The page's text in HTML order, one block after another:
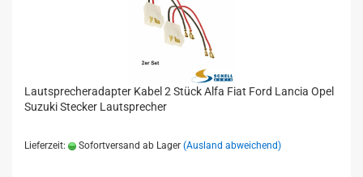
Lautsprecheradapter Kabel 2 Stück Alfa Fiat Ford Lancia Opel
Suzuki Stecker Lautsprecher
Lieferzeit: Sofortversand ab Lager (Ausland abweichend)